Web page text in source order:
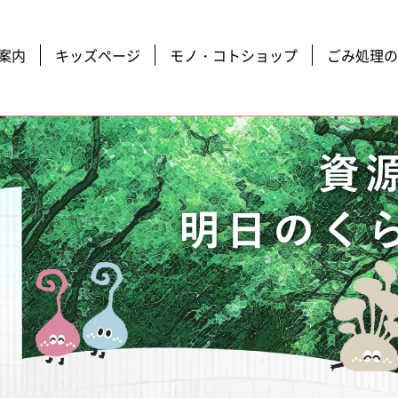
内 キッズページ モノ・コトショップ ごみ処理